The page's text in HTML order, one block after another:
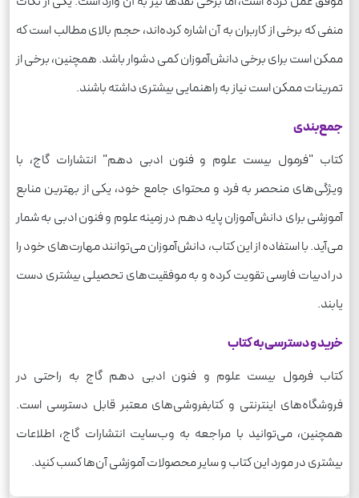
منفی که برخی از کاربران به آن اشاره کرده‌اند، حجم بالای مطالب است که
ممکن است برای برخی دانش‌آموزان کمی دشوار باشد. همچنین، برخی از
تمرینات ممکن است نیاز به راهنمایی بیشتری داشته باشند.
جمع‌بندی
کتاب "فرمول بیست علوم و فنون ادبی دهم" انتشارات گاج، با
ویژگی‌های منحصر به فرد و محتوای جامع خود، یکی از بهترین منابع
آموزشی برای دانش‌آموزان پایه دهم در زمینه علوم و فنون ادبی به شمار
می‌آید. با استفاده از این کتاب، دانش‌آموزان می‌توانند مهارت‌های خود را
در ادبیات فارسی تقویت کرده و به موفقیت‌های تحصیلی بیشتری دست
یابند.
خرید و دسترسی به کتاب
کتاب فرمول بیست علوم و فنون ادبی دهم گاج به راحتی در
فروشگاه‌های اینترنتی و کتابفروشی‌های معتبر قابل دسترسی است.
همچنین، می‌توانید با مراجعه به وب‌سایت انتشارات گاج، اطلاعات
بیشتری در مورد این کتاب و سایر محصولات آموزشی آن‌ها کسب کنید.